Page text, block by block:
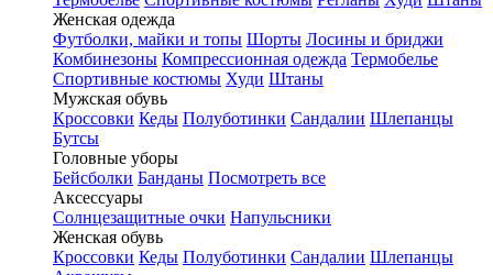
Женская одежда
Футболки, майки и топы Шорты Лосины и бриджи
Комбинезоны Компрессионная одежда Термобелье
Спортивные костюмы Худи Штаны
Мужская обувь
Кроссовки Кеды Полуботинки Сандалии Шлепанцы
Бутсы
Головные уборы
Бейсболки Банданы Посмотреть все
Аксессуары
Солнцезащитные очки Напульсники
Женская обувь
Кроссовки Кеды Полуботинки Сандалии Шлепанцы